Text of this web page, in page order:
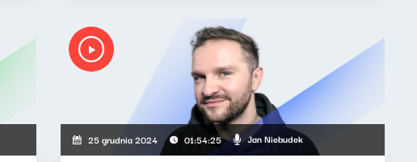
25 grudnia 2024 01:54:25 Jan Niebudek